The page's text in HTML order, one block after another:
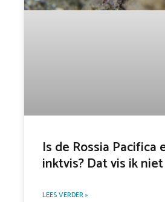
Is de Rossia Pacifica
inktvis? Dat vis ik niet
LEES VERDER »